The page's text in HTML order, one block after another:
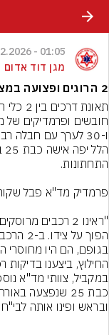
01:05 - 01.02.2026
מגן דוד אדום
2 הרוגים ופצועה במצב קשה בתאונה בסמוך למחלף אולגה
ובראש ופינו אותה